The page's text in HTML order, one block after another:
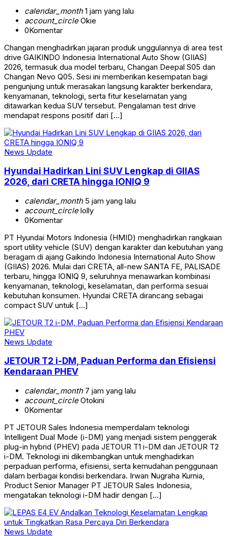
calendar_month1 jam yang lalu
account_circleOkie
0Komentar
Changan menghadirkan jajaran produk unggulannya di area test
drive GAIKINDO Indonesia International Auto Show (GIIAS)
2026, termasuk dua model terbaru, Changan Deepal S05 dan
Changan Nevo Q05. Sesi ini memberikan kesempatan bagi
pengunjung untuk merasakan langsung karakter berkendara,
kenyamanan, teknologi, serta fitur keselamatan yang
ditawarkan kedua SUV tersebut. Pengalaman test drive
mendapat respons positif dari […]
News Update
Hyundai Hadirkan Lini SUV Lengkap di GIIAS
2026, dari CRETA hingga IONIQ 9
calendar_month5 jam yang lalu
account_circlelolly
0Komentar
PT Hyundai Motors Indonesia (HMID) menghadirkan rangkaian
sport utility vehicle (SUV) dengan karakter dan kebutuhan yang
beragam di ajang Gaikindo Indonesia International Auto Show
(GIIAS) 2026. Mulai dari CRETA, all-new SANTA FE, PALISADE
terbaru, hingga IONIQ 9, seluruhnya menawarkan kombinasi
kenyamanan, teknologi, keselamatan, dan performa sesuai
kebutuhan konsumen. Hyundai CRETA dirancang sebagai
compact SUV untuk […]
News Update
JETOUR T2 i-DM, Paduan Performa dan Efisiensi
Kendaraan PHEV
calendar_month7 jam yang lalu
account_circleOtokini
0Komentar
PT JETOUR Sales Indonesia memperdalam teknologi
Intelligent Dual Mode (i-DM) yang menjadi sistem penggerak
plug-in hybrid (PHEV) pada JETOUR T1 i-DM dan JETOUR T2
i-DM. Teknologi ini dikembangkan untuk menghadirkan
perpaduan performa, efisiensi, serta kemudahan penggunaan
dalam berbagai kondisi berkendara. Irwan Nugraha Kurnia,
Product Senior Manager PT JETOUR Sales Indonesia,
mengatakan teknologi i-DM hadir dengan […]
News Update